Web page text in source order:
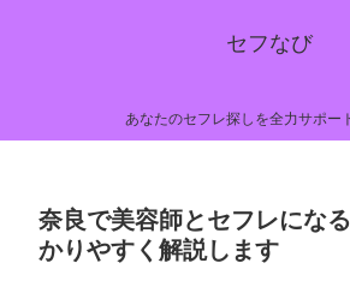
セフなび
あなたのセフレ探しを全力サポー
奈良で美容師とセフレにな
かりやすく解説します